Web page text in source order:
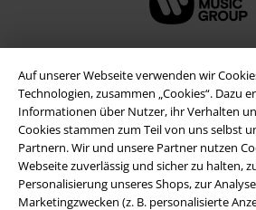
Auf unserer Webseite verwenden wir
Technologien, zusammen „Cookies“. Dazu
Informationen über Nutzer, ihr Verhalten
Cookies stammen zum Teil von uns selbst
Partnern. Wir und unsere Partner nutzen
Webseite zuverlässig und sicher zu halten,
Personalisierung unseres Shops, zur
Marketingzwecken (z. B. personalisierte